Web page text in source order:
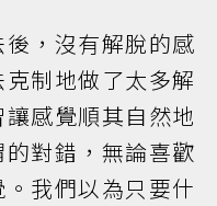
，沒有解脫的感
制地做了太多解
感覺順其自然地
對錯，無論喜歡
我們以為只要什